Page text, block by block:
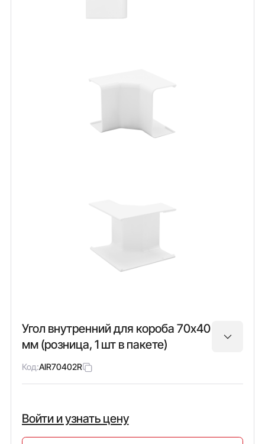
Угол внутренний для короба 70х40
мм (розница, 1 шт в пакете)
Код:AIR70402R
Войти и узнать цену